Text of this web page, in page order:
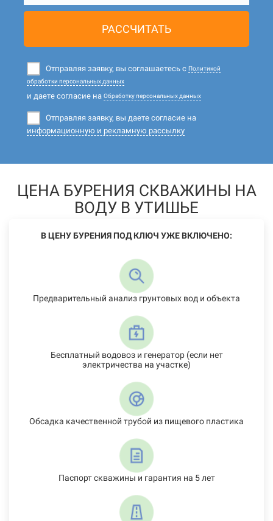
РАССЧИТАТЬ
Отправляя заявку, вы соглашаетесь с Политикой
обработки персональных данных
и даете согласие на Обработку персональных данных
Отправляя заявку, вы даете согласие на
информационную и рекламную рассылку
ЦЕНА БУРЕНИЯ СКВАЖИНЫ НА
ВОДУ В УТИШЬЕ
В ЦЕНУ БУРЕНИЯ ПОД КЛЮЧ УЖЕ ВКЛЮЧЕНО:
Предварительный анализ грунтовых вод и объекта
Бесплатный водовоз и генератор (если нет
электричества на участке)
Обсадка качественной трубой из пищевого пластика
Паспорт скважины и гарантия на 5 лет